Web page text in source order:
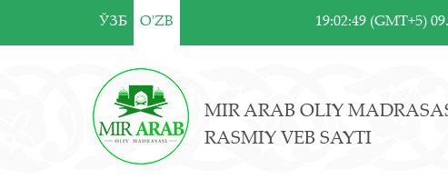
ЎЗБ O'ZB 19:02:49 (GMT+5)
MIR ARAB OLIY
RASMIY VEB SAYTI